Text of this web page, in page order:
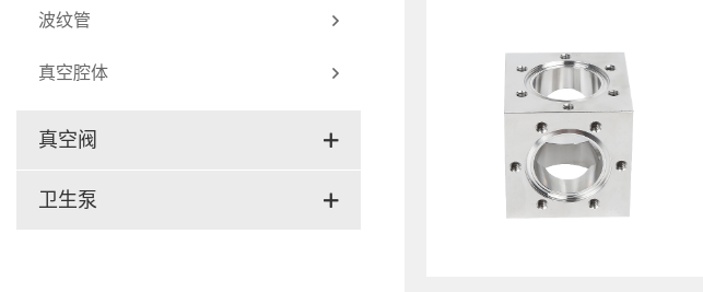
恒压阀
焊接管
波纹管
真空腔体
真空阀
蝶阀
卫生泵